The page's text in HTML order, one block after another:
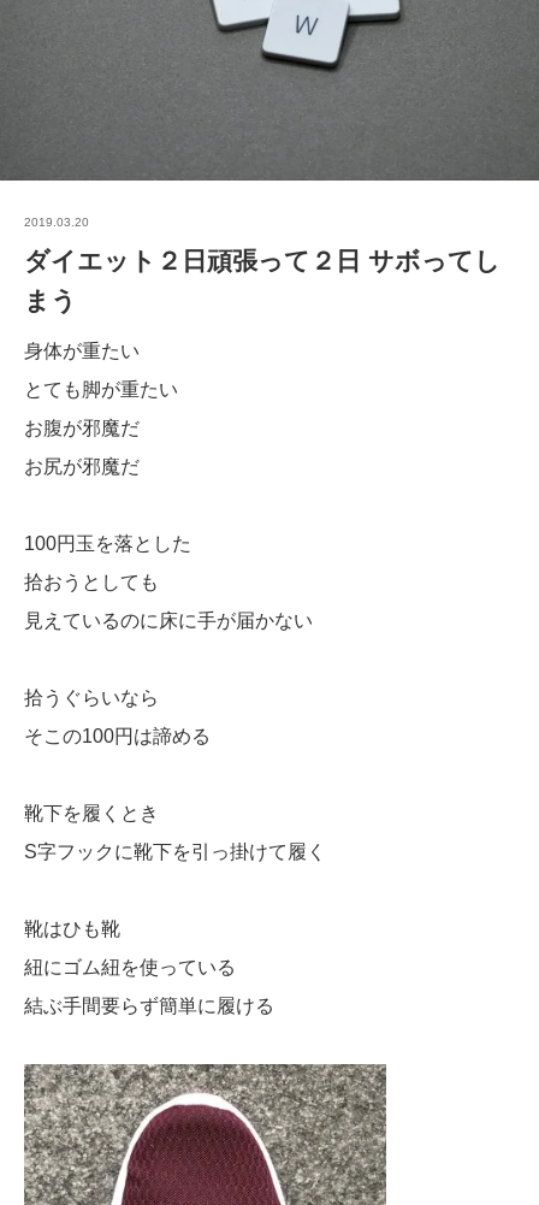
2019.03.20
ダイエット２日頑張って２日 サボってし
まう
身体が重たい
とても脚が重たい
お腹が邪魔だ
お尻が邪魔だ
100円玉を落とした
拾おうとしても
見えているのに床に手が届かない
拾うぐらいなら
そこの100円は諦める
靴下を履くとき
S字フックに靴下を引っ掛けて履く
靴はひも靴
紐にゴム紐を使っている
結ぶ手間要らず簡単に履ける